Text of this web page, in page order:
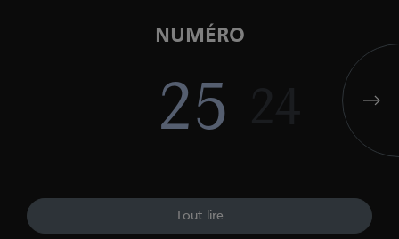
NUMÉRO
25 23
Tout lire